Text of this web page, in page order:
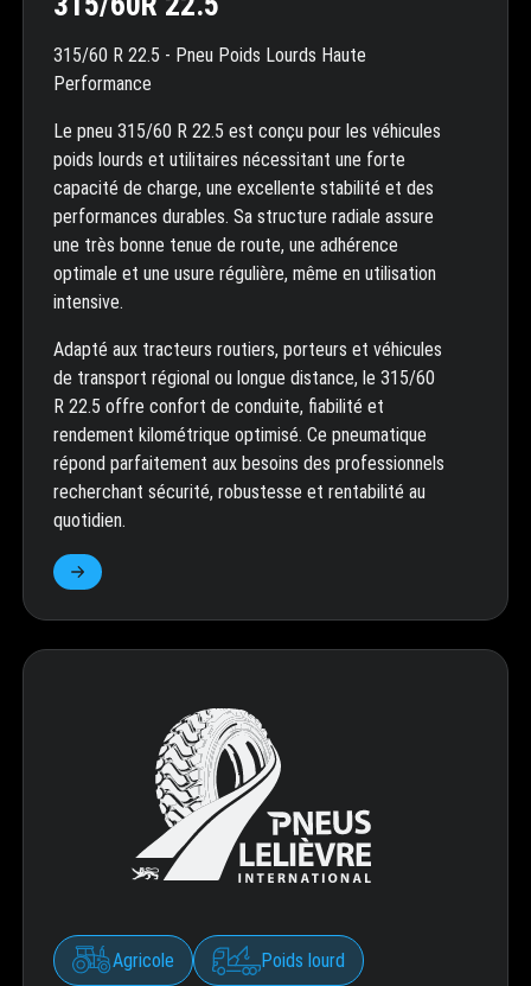
315/60 R 22.5 - Pneu Poids Lourds Haute
Performance
Le pneu 315/60 R 22.5 est conçu pour les véhicules
poids lourds et utilitaires nécessitant une forte
capacité de charge, une excellente stabilité et des
performances durables. Sa structure radiale assure
une très bonne tenue de route, une adhérence
optimale et une usure régulière, même en utilisation
intensive.
Adapté aux tracteurs routiers, porteurs et véhicules
de transport régional ou longue distance, le 315/60
R 22.5 offre confort de conduite, fiabilité et
rendement kilométrique optimisé. Ce pneumatique
répond parfaitement aux besoins des professionnels
recherchant sécurité, robustesse et rentabilité au
quotidien.
Agricole Poids lourd